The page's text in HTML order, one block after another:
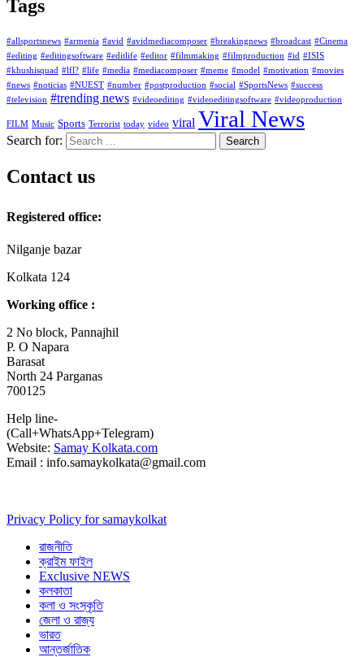
Tags
#allsportsnews #armenia #avid #avidmediacomposer #breakingnews #broadcast #Cinema
#editing #editingsoftware #editlife #editor #filmmaking #filmproduction #id #ISIS
#khushisquad #lfl? #life #media #mediacomposer #meme #model #motivation #movies
#news #noticias #NUEST #number #postproduction #social #SportsNews #success
#television #trending news #videoediting #videoeditingsoftware #videoproduction
FILM Music Sports Terrorist today video viral Viral News
Search for:
Contact us
Registered office:
Nilganje bazar
Kolkata 124
Working office :
2 No block, Pannajhil
P. O Napara
Barasat
North 24 Parganas
700125
Help line-
(Call+WhatsApp+Telegram)
Website: Samay Kolkata.com
Email : info.samaykolkata@gmail.com
Privacy Policy for samaykolkat
রাজনীতি
ক্রাইম ফাইল
Exclusive NEWS
কলকাতা
কলা ও সংস্কৃতি
জেলা ও রাজ্য
ভারত
আন্তর্জাতিক